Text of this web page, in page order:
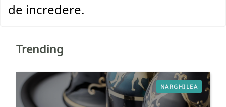
de incredere.
Trending
NARGHILEA